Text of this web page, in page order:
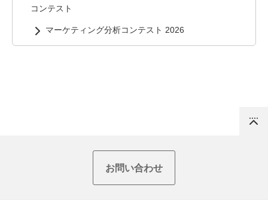
コンテスト
マーケティング分析コンテスト 2026
お問い合わせ